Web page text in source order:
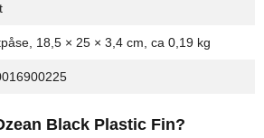
18,5 × 25 × 3,4 cm, ca 0,19 kg
Black Plastic Fin?